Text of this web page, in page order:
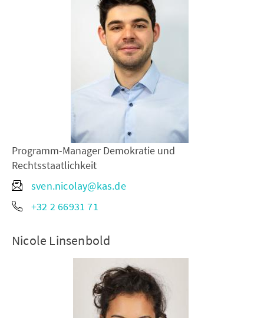
Programm-Manager Demokratie und
Rechtsstaatlichkeit
sven.nicolay@kas.de
+32 2 66931 71
Nicole Linsenbold